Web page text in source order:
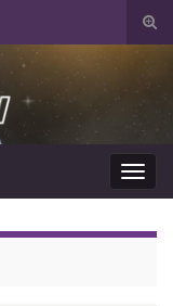
il
la